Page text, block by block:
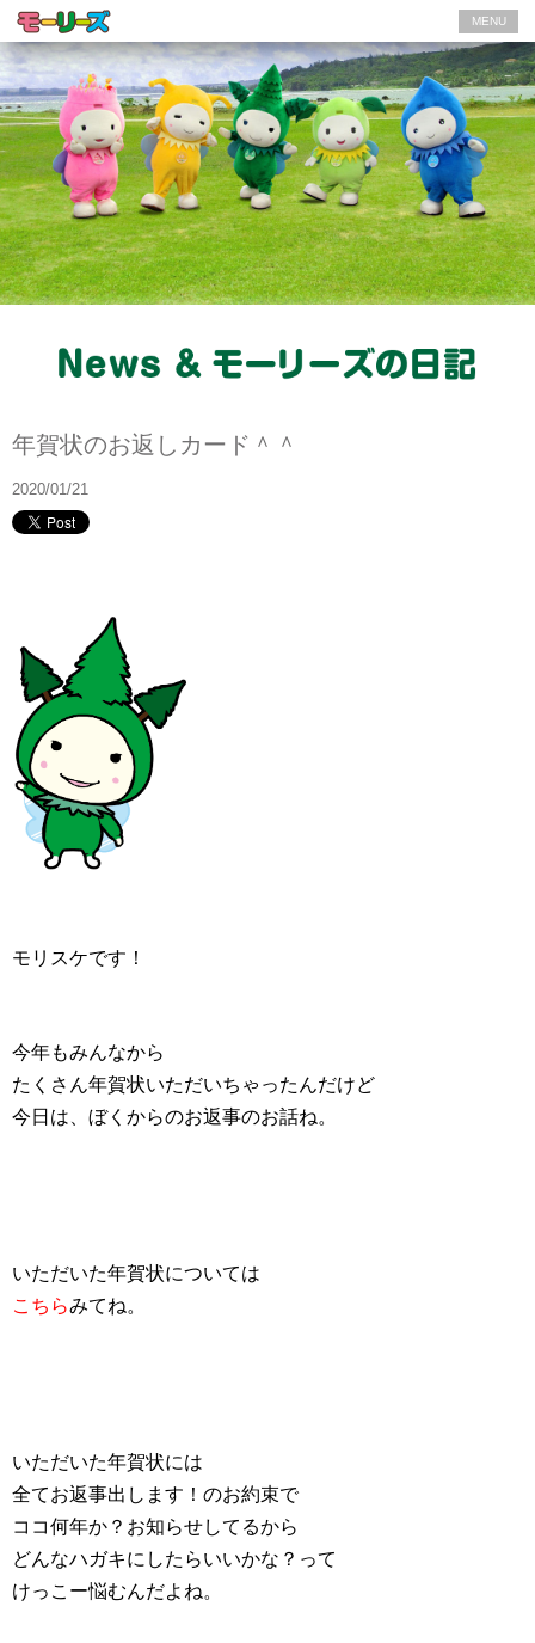
MENU
年賀状のお返しカード＾＾
2020/01/21
モリスケです！
今年もみんなから
たくさん年賀状いただいちゃったんだけど
今日は、ぼくからのお返事のお話ね。
いただいた年賀状については
こちらみてね。
いただいた年賀状には
全てお返事出します！のお約束で
ココ何年か？お知らせしてるから
どんなハガキにしたらいいかな？って
けっこー悩むんだよね。